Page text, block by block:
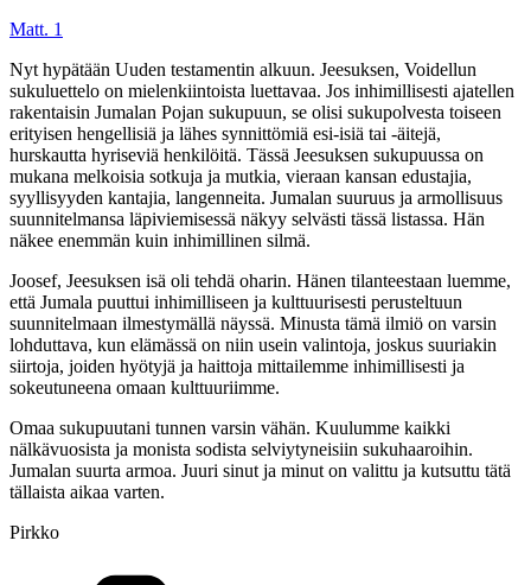
Matt. 1
Nyt hypätään Uuden testamentin alkuun. Jeesuksen, Voidellun
sukuluettelo on mielenkiintoista luettavaa. Jos inhimillisesti ajatellen
rakentaisin Jumalan Pojan sukupuun, se olisi sukupolvesta toiseen
erityisen hengellisiä ja lähes synnittömiä esi-isiä tai -äitejä,
hurskautta hyriseviä henkilöitä. Tässä Jeesuksen sukupuussa on
mukana melkoisia sotkuja ja mutkia, vieraan kansan edustajia,
syyllisyyden kantajia, langenneita. Jumalan suuruus ja armollisuus
suunnitelmansa läpiviemisessä näkyy selvästi tässä listassa. Hän
näkee enemmän kuin inhimillinen silmä.
Joosef, Jeesuksen isä oli tehdä oharin. Hänen tilanteestaan luemme,
että Jumala puuttui inhimilliseen ja kulttuurisesti perusteltuun
suunnitelmaan ilmestymällä näyssä. Minusta tämä ilmiö on varsin
lohduttava, kun elämässä on niin usein valintoja, joskus suuriakin
siirtoja, joiden hyötyjä ja haittoja mittailemme inhimillisesti ja
sokeutuneena omaan kulttuuriimme.
Omaa sukupuutani tunnen varsin vähän. Kuulumme kaikki
nälkävuosista ja monista sodista selviytyneisiin sukuhaaroihin.
Jumalan suurta armoa. Juuri sinut ja minut on valittu ja kutsuttu tätä
tällaista aikaa varten.
Pirkko